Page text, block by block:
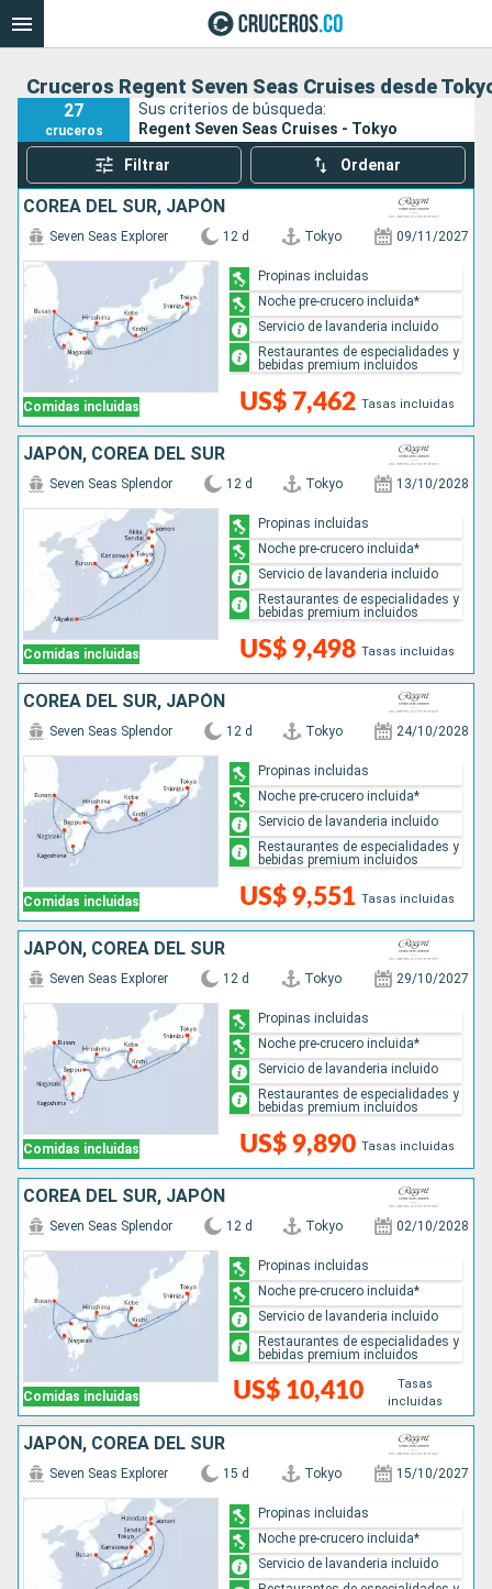
Cruceros Regent Seven Seas Cruises desde
27
cruceros
Sus criterios de búsqueda:
Regent Seven Seas Cruises - Tokyo
Filtrar Ordenar
COREA DEL SUR, JAPÓN
Comidas incluidas
Seven Seas Explorer 12 d Tokyo 09/11/2027
US$ 7,462 Tasas incluidas
Propinas incluidas
Noche pre-crucero incluida*
Servicio de lavanderia incluido
Restaurantes de especialidades y
bebidas premium incluidos
JAPÓN, COREA DEL SUR
Comidas incluidas
Seven Seas Splendor 12 d Tokyo 13/10/2028
US$ 9,498 Tasas incluidas
Propinas incluidas
Noche pre-crucero incluida*
Servicio de lavanderia incluido
Restaurantes de especialidades y
bebidas premium incluidos
COREA DEL SUR, JAPÓN
Comidas incluidas
Seven Seas Splendor 12 d Tokyo 24/10/2028
US$ 9,551 Tasas incluidas
Propinas incluidas
Noche pre-crucero incluida*
Servicio de lavanderia incluido
Restaurantes de especialidades y
bebidas premium incluidos
JAPÓN, COREA DEL SUR
Comidas incluidas
Seven Seas Explorer 12 d Tokyo 29/10/2027
US$ 9,890 Tasas incluidas
Propinas incluidas
Noche pre-crucero incluida*
Servicio de lavanderia incluido
Restaurantes de especialidades y
bebidas premium incluidos
COREA DEL SUR, JAPÓN
Comidas incluidas
Seven Seas Splendor 12 d Tokyo 02/10/2028
US$ 10,410
Tasas
incluidas
Propinas incluidas
Noche pre-crucero incluida*
Servicio de lavanderia incluido
Restaurantes de especialidades y
bebidas premium incluidos
JAPÓN, COREA DEL SUR
Seven Seas Explorer 15 d Tokyo 15/10/2027
Propinas incluidas
Noche pre-crucero incluida*
Servicio de lavanderia incluido